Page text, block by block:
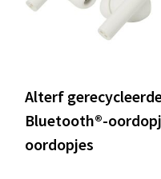
Alterf
Bluetooth®-
oordopjes